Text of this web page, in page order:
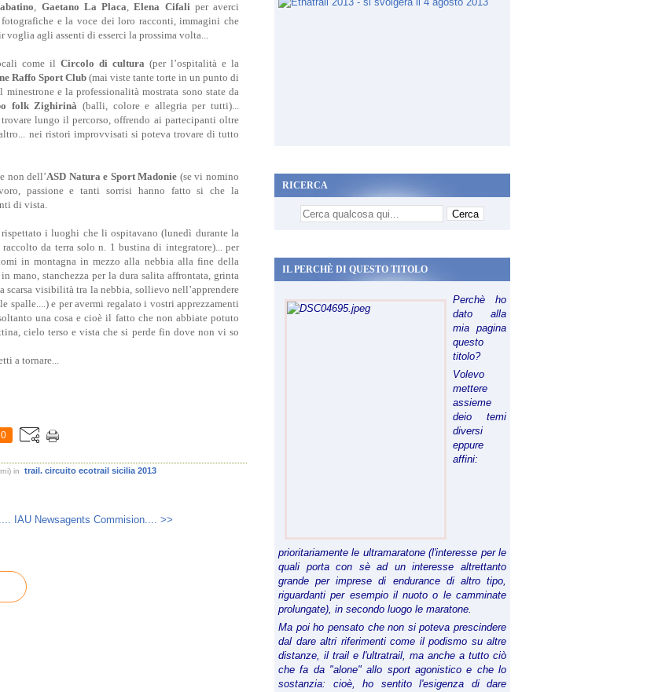
, Gaetano La Placa,Elena Cifaliper averci
e la voce dei loro racconti, immagini che
voglia agli assenti di esserci la prossima volta...
come il Circolo di cultura (per l’ospitalità e la
Raffo Sport Club (mai viste tante torte in un punto di
e la professionalità mostrata sono state da
folk Zighirinà (balli, colore e allegria per tutti)...
lungo il percorso, offrendo ai partecipanti oltre
nei ristori improvvisati si poteva trovare di tutto
non dell’ASD Natura e Sport Madonie (se vi nomino
passione e tanti sorrisi hanno fatto si che la
di vista.
i luoghi che li ospitavano (lunedì durante la
da terra solo n. 1 bustina di integratore)... per
in montagna in mezzo alla nebbia alla fine della
mano, stanchezza per la dura salita affrontata, grinta
scarsa visibilità tra la nebbia, sollievo nell’apprendere
spalle....) e per avermi regalato i vostri apprezzamenti
una cosa e cioè il fatto che non abbiate potuto
cielo terso e vista che si perde fin dove non vi so
a tornare...
0
in
trail. circuito ecotrail sicilia 2013
IAU Newsagents Commision.... >>
RICERCA
IL PERCHÈ DI QUESTO TITOLO
Perchè ho
dato alla
mia pagina
questo
titolo?
Volevo
mettere
assieme
deio temi
diversi
eppure
affini:
prioritariamente le ultramaratone (l'interesse per le
quali porta con sè ad un interesse altrettanto
grande per imprese di endurance di altro tipo,
riguardanti per esempio il nuoto o le camminate
prolungate), in secondo luogo le maratone.
Ma poi ho pensato che non si poteva prescindere
dal dare altri riferimenti come il podismo su altre
distanze, il trail e l'ultratrail, ma anche a tutto ciò
che fa da "alone" allo sport agonistico e che lo
sostanzia: cioè, ho sentito l'esigenza di dare